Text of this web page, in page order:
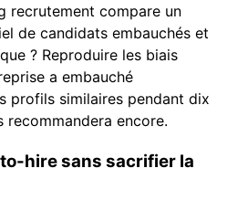
recrutement compare un
de candidats embauchés et
? Reproduire les biais
a embauché
profils similaires pendant dix
recommandera encore.
hire sans sacrifier la